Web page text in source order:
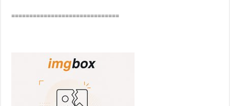
==============================